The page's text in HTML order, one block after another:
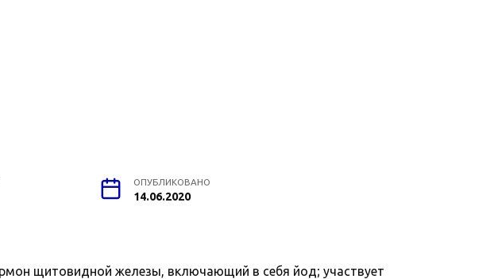
ОПУБЛИКОВАНО
14.06.2020
щитовидной железы, включающий в себя йод; участвует